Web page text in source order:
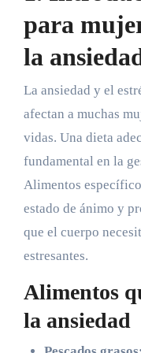
para
la
La ansiedad y el estrés son problemas comunes que
afectan a muchas
vidas. Una dieta
fundamental en la
Alimentos
estado de ánimo y
que el cuerpo
estresantes.
Alimentos
la ansiedad